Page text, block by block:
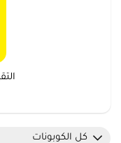
كل الكوبونات